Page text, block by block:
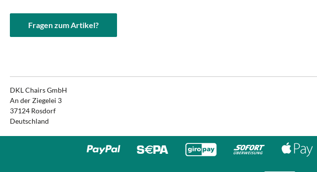
Fragen zum Artikel?
DKL Chairs GmbH
An der Ziegelei 3
37124 Rosdorf
Deutschland